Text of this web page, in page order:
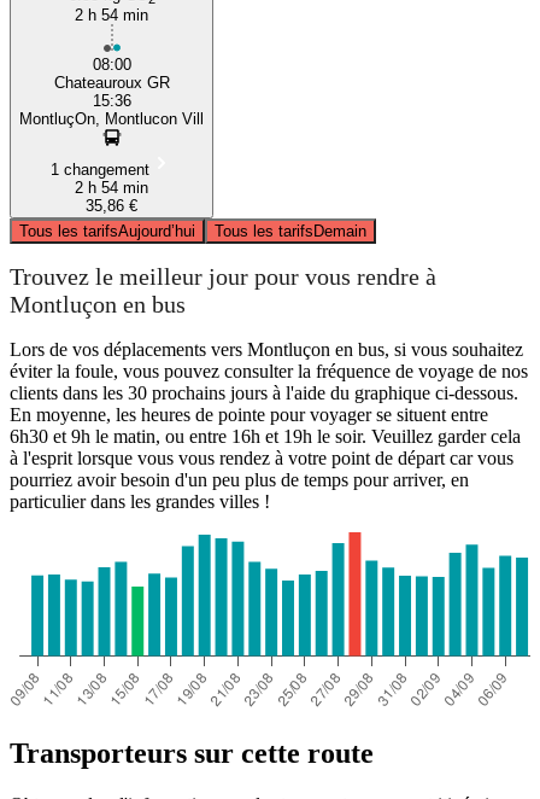
2 h 54 min
08:00
Chateauroux GR
15:36
MontluçOn, Montlucon Vill
1 changement
2 h 54 min
35,86 €
Tous les tarifsAujourd’hui Tous les tarifsDemain
Trouvez le meilleur jour pour vous rendre à
Montluçon en bus
Lors de vos déplacements vers Montluçon en bus, si vous souhaitez
éviter la foule, vous pouvez consulter la fréquence de voyage de nos
clients dans les 30 prochains jours à l'aide du graphique ci-dessous.
En moyenne, les heures de pointe pour voyager se situent entre
6h30 et 9h le matin, ou entre 16h et 19h le soir. Veuillez garder cela
à l'esprit lorsque vous vous rendez à votre point de départ car vous
pourriez avoir besoin d'un peu plus de temps pour arriver, en
particulier dans les grandes villes !
Transporteurs sur cette route